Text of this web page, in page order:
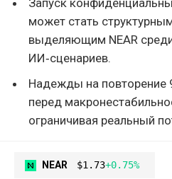
может стать
выделяющим NEAR
ИИ‑сценариев.
Надежды на повторение
перед
ограничивая реальный
NEAR $1.73+0.75%